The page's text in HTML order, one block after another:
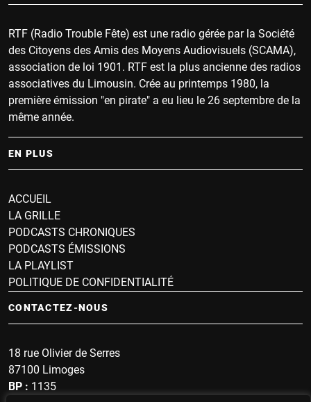
RTF (Radio Trouble Fête) est une radio gérée par la Société
des Citoyens des Amis des Moyens Audiovisuels (SCAMA),
association de loi 1901. RTF est la plus ancienne des radios
associatives du Limousin. Crée au printemps 1980, la
première émission "en pirate" a eu lieu le 26 septembre de la
même année.
EN PLUS
ACCUEIL
LA GRILLE
PODCASTS CHRONIQUES
PODCASTS ÉMISSIONS
LA PLAYLIST
POLITIQUE DE CONFIDENTIALITÉ
CONTACTEZ-NOUS
18 rue Olivier de Serres
87100 Limoges
BP : 1135